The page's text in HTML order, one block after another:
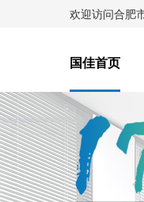
欢迎访问合肥
国佳首页